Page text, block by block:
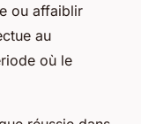
ou affaiblir
au
où le